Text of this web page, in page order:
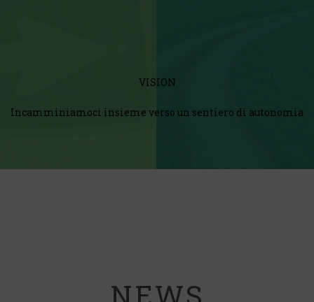
VISION
Incamminiamoci insieme verso un sentiero di autonomia